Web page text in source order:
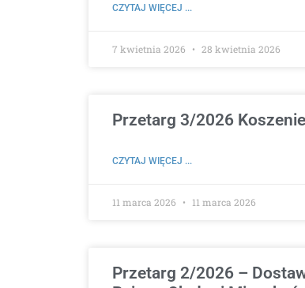
CZYTAJ WIĘCEJ ...
7 kwietnia 2026 28 kwietnia 2026
Przetarg 3/2026
CZYTAJ WIĘCEJ ...
11 marca 2026 11 marca 2026
Przetarg 2/2026 –